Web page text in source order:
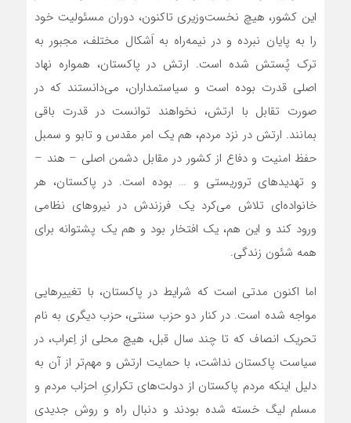
این کشور، هیچ نخست‌وزیری تاکنون، دوران مسئولیت خود
را به پایان نبرده و در نیمه‌راه به اَشکال مختلف، مجبور به
ترک پُستش شده است. ارتش در پاکستان، همواره نهاد
اصلی قدرت بوده است و سیاستمداران، می‌دانستند که در
صورت تقابل با ارتش، نخواهند توانست در قدرت باقی
بمانند. ارتش در نزد مردم، هم یک امر مقدس و تابو و سمبل
حفظ امنیت و دفاع از کشور در مقابل دشمن اصلی – هند –
و تهدیدهای تروریستی و … بوده است. در پاکستان، هر
خانواده‌ای تلاش می‌کرد یک فرزندش در نیروهای نظامی
ورود کند و این هم، یک افتخار بود و هم یک پشتوانه برای
همه شئون زندگی.
اما اکنون مدتی است که شرایط در پاکستان، با تغییرهایی
مواجه شده است. در کنار دو حزب سنتی، حزب دیگری به نام
تحریک انصاف که تا چند سال قبل، هیچ محلی از اِعراب، در
سیاست پاکستان نداشت، با حمایت ارتش و مهم‌تر از آن به
دلیل اینکه مردم پاکستان از دولت‌های تکراریِ احزاب مردم و
مسلم لیگ خسته شده بودند و دنبال راه و روش جدیدی